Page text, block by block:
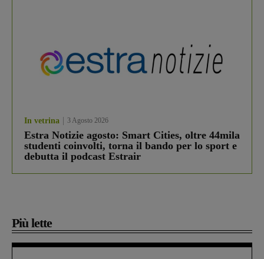
In vetrina 3 Agosto 2026
Estra Notizie agosto: Smart Cities, oltre 44mila
studenti coinvolti, torna il bando per lo sport e
debutta il podcast Estrair
Più lette